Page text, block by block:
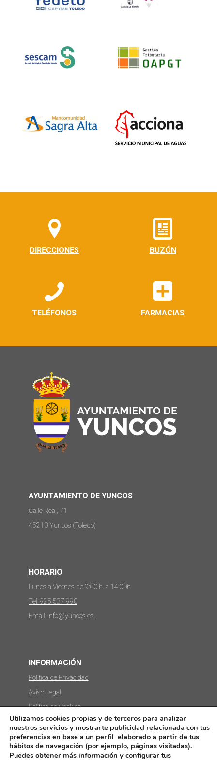
DIRECCIONES
TELÉFONOS
BUZÓN
FARMACIAS
AYUNTAMIENTO DE YUNCOS
Calle Real, 71
45210 Yuncos (Toledo)
HORARIO
Lunes a Viernes de 9:00 h. a 14:00h.
Tel: 925 537 990
Email: info@yuncos.es
INFORMACIÓN
Política de Privacidad
Aviso Legal
Política de Cookies
Protección de datos
Utilizamos cookies propias y de terceros para analizar
nuestros servicios y mostrarte publicidad relacionada con tus
preferencias en base a un perfil elaborado a partir de tus
hábitos de navegación (por ejemplo, páginas visitadas).
Puedes obtener más información y configurar tus